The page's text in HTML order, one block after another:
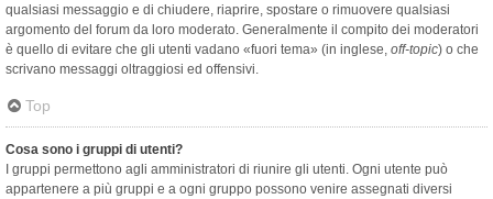
qualsiasi messaggio e di chiudere, riaprire, spostare o rimuovere qualsiasi
argomento del forum da loro moderato. Generalmente il compito dei moderatori
è quello di evitare che gli utenti vadano «fuori tema» (in inglese, off-topic) o che
scrivano messaggi oltraggiosi ed offensivi.
Top
Cosa sono i gruppi di utenti?
I gruppi permettono agli amministratori di riunire gli utenti. Ogni utente può
appartenere a più gruppi e a ogni gruppo possono venire assegnati diversi